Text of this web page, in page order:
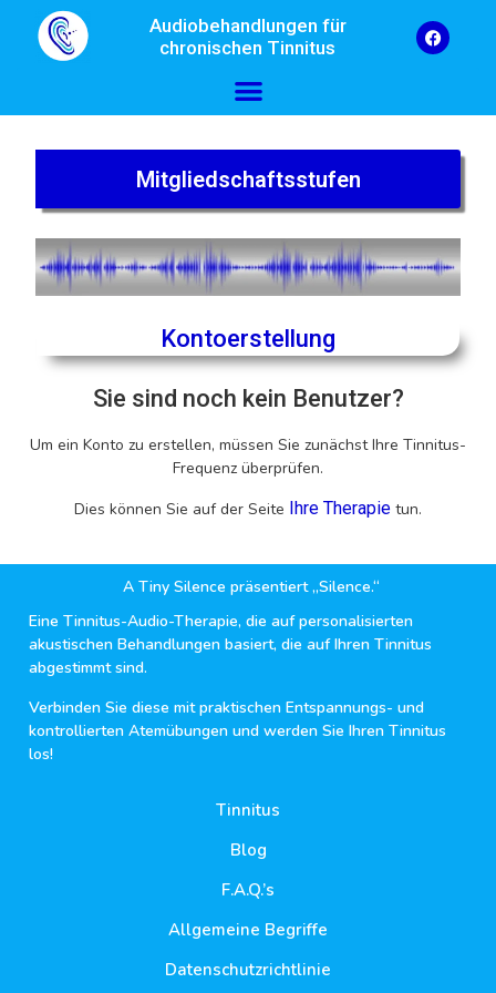
Audiobehandlungen für
chronischen Tinnitus
Mitgliedschaftsstufen
Kontoerstellung
Sie sind noch kein Benutzer?
Um ein Konto zu erstellen, müssen Sie zunächst Ihre Tinnitus-
Frequenz überprüfen.
Dies können Sie auf der Seite Ihre Therapie tun.
A Tiny Silence präsentiert „Silence.“
Eine Tinnitus-Audio-Therapie, die auf personalisierten
akustischen Behandlungen basiert, die auf Ihren Tinnitus
abgestimmt sind.
Verbinden Sie diese mit praktischen Entspannungs- und
kontrollierten Atemübungen und werden Sie Ihren Tinnitus
los!
Tinnitus
Blog
F.A.Q.’s
Allgemeine Begriffe
Datenschutzrichtlinie